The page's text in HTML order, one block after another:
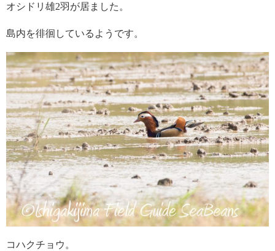
オシドリ雄2羽が居ました。
島内を徘徊しているようです。
コハクチョウ。